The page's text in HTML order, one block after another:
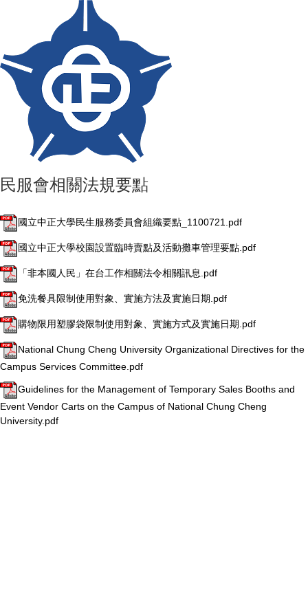
民服會相關法規要點
國立中正大學民生服務委員會組織要點_1100721.pdf
國立中正大學校園設置臨時賣點及活動攤車管理要點.pdf
「非本國人民」在台工作相關法令相關訊息.pdf
免洗餐具限制使用對象、實施方法及實施日期.pdf
購物限用塑膠袋限制使用對象、實施方式及實施日期.pdf
National Chung Cheng University Organizational Directives for the
Campus Services Committee.pdf
Guidelines for the Management of Temporary Sales Booths and
Event Vendor Carts on the Campus of National Chung Cheng
University.pdf